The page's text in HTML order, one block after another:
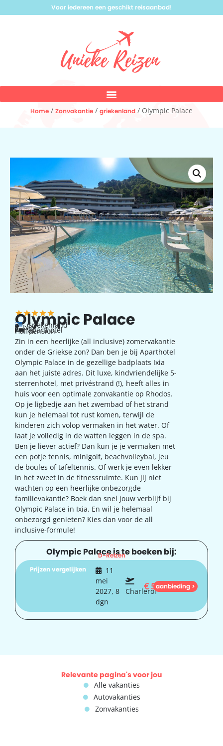
Voor iedereen een geschikt reisaanbod!
Home / Zonvakantie / griekenland / Olympic Palace
Olympic Palace
Griekenland
Ixiaaparthotel
Halfpension
Zin in een heerlijke (all inclusive) zomervakantie
onder de Griekse zon? Dan ben je bij Aparthotel
Olympic Palace in de gezellige badplaats Ixia
aan het juiste adres. Dit luxe, kindvriendelijke 5-
sterrenhotel, met privéstrand (!), heeft alles in
huis voor een optimale zonvakantie op Rhodos.
Op je ligbedje aan het zwembad of het strand
kun je helemaal tot rust komen, terwijl de
kinderen zich volop vermaken in het water. Of
laat je volledig in de watten leggen in de spa.
Ben je liever actief? Dan kun je je vermaken met
een potje tennis, minigolf, beachvolleybal, jeu
de boules of tafeltennis. Of werk je even lekker
in het zweet in de fitnessruimte. Kun jij niet
wachten op een heerlijke onbezorgde
familievakantie? Boek dan snel jouw verblijf bij
Olympic Palace in Ixia. En wil je helemaal
onbezorgd genieten? Kies dan voor de all
inclusive-formule!
Olympic Palace is te boeken bij:
D-Reizen
Prijzen vergelijken
11
mei
2027, 8
dgn
Charleroi
€569
aanbieding >
Relevante pagina's voor jou
Alle vakanties
Autovakanties
Zonvakanties